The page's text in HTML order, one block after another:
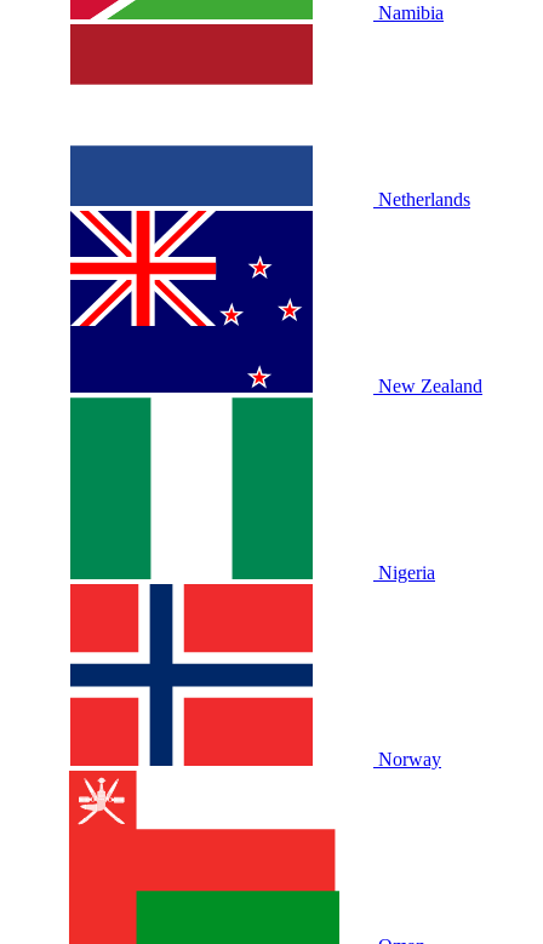
Namibia
Netherlands
New Zealand
Nigeria
Norway